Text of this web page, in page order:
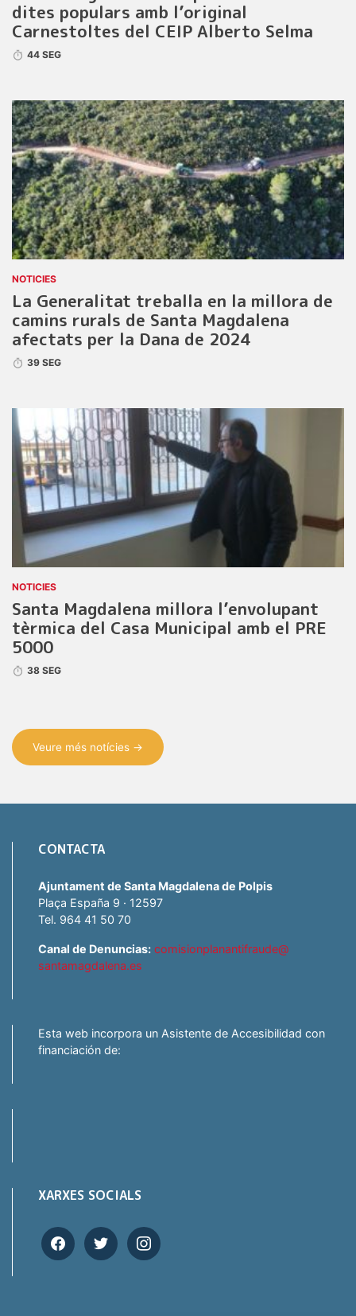
dites populars amb l’original
Carnestoltes del CEIP Alberto Selma
44 SEG
NOTICIES
La Generalitat treballa en la millora de
camins rurals de Santa Magdalena
afectats per la Dana de 2024
39 SEG
NOTICIES
Santa Magdalena millora l’envolupant
tèrmica del Casa Municipal amb el PRE
5000
38 SEG
Veure més notícies →
CONTACTA
Ajuntament de Santa Magdalena de Polpis
Plaça España 9 · 12597
Tel. 964 41 50 70
Canal de Denuncias: comisionplanantifraude@
santamagdalena.es
Esta web incorpora un Asistente de Accesibilidad con
financiación de:
XARXES SOCIALS
facebooktwitter instagram